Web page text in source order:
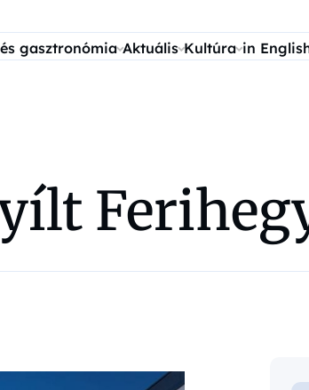
gasztronómia Aktuális Kultúra in